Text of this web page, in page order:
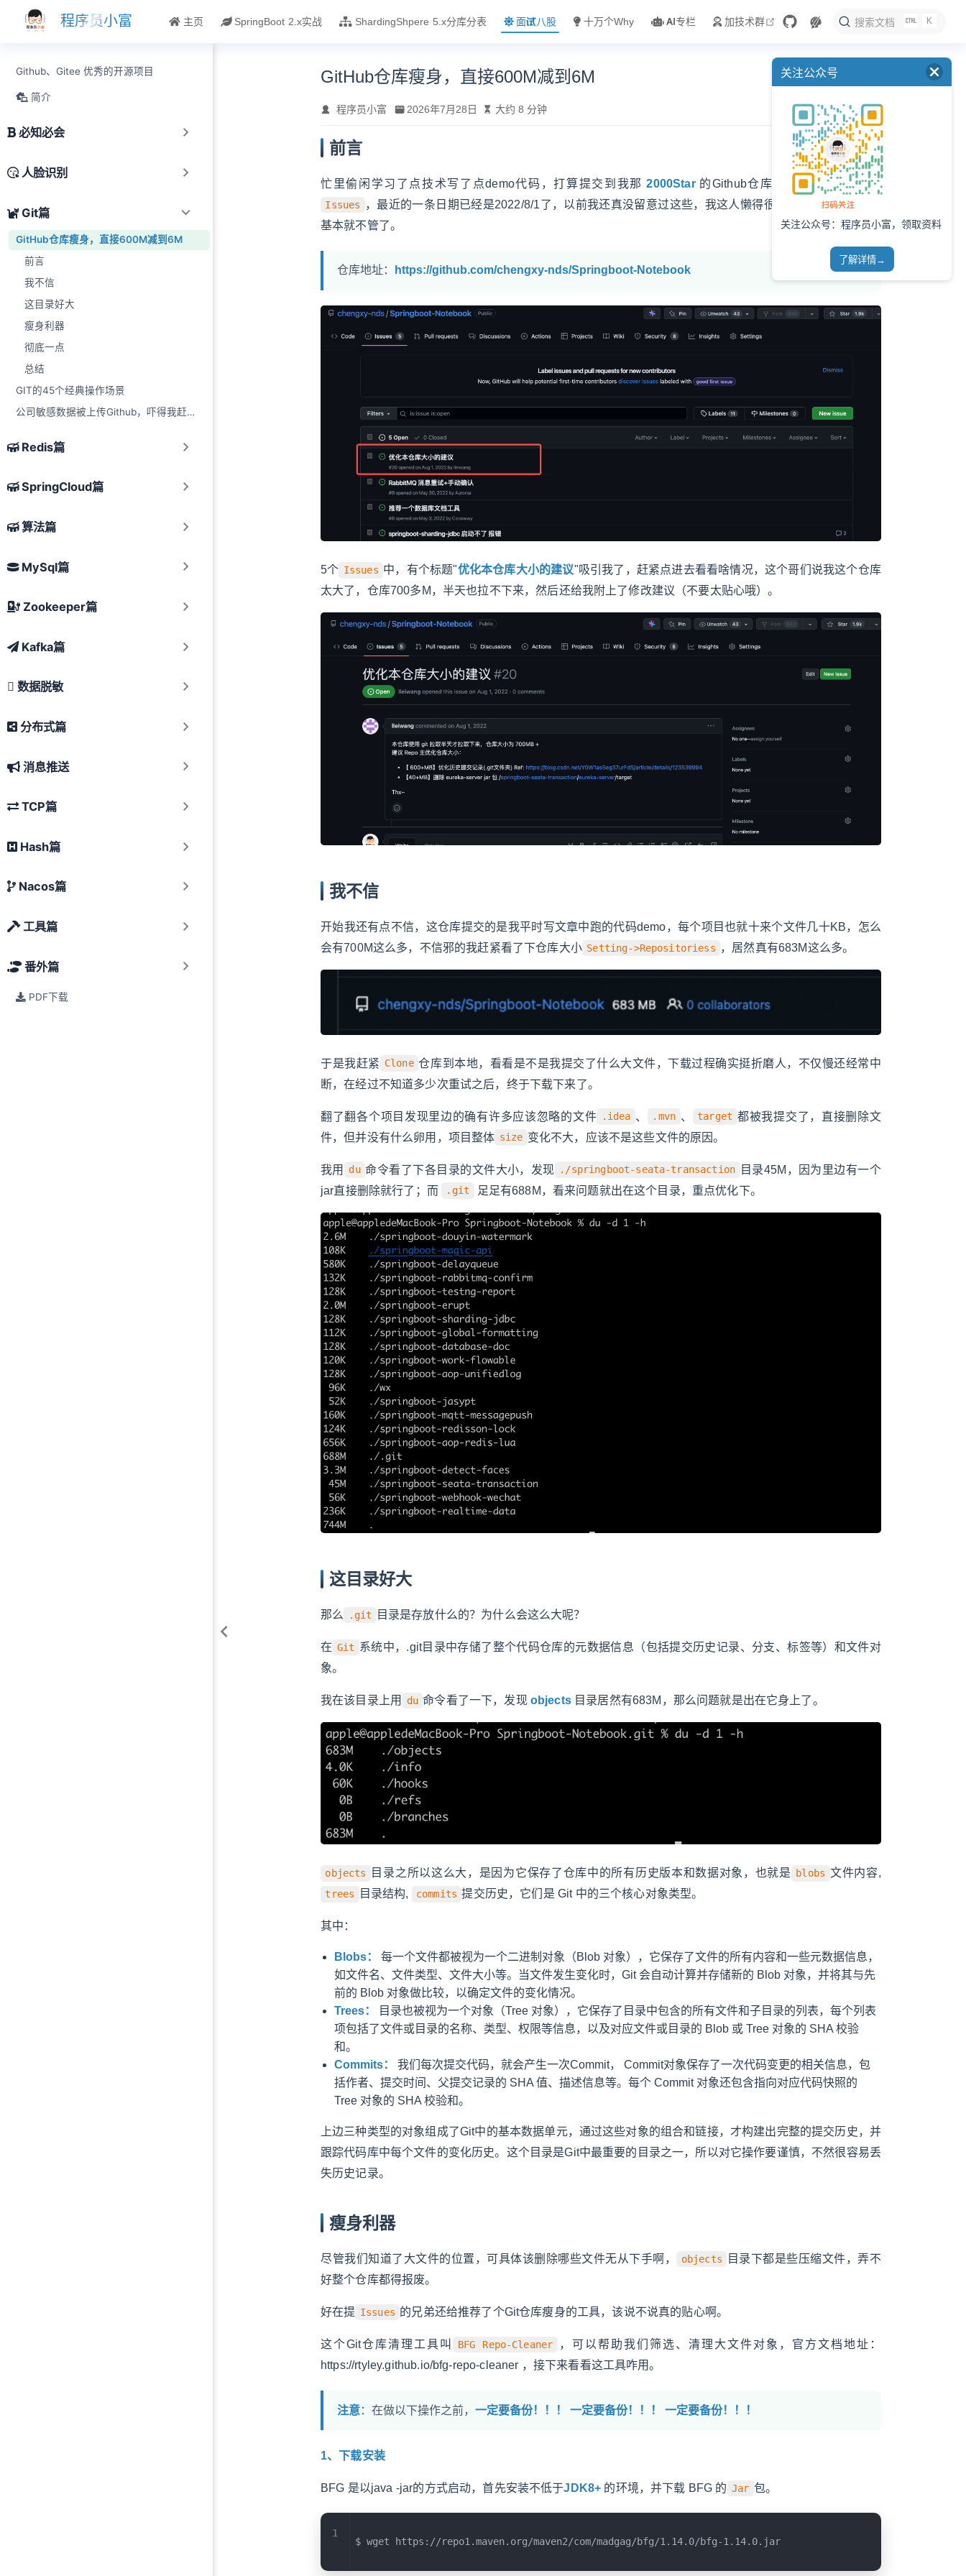
跳至主要內容
程序员小富 主页 SpringBoot 2.x实战 ShardingShpere 5.x分库分表 面试八股 十万个Why AI专栏 加技术群 open in new window搜索文档 K
Github、Gitee 优秀的开源项目
简介
必知必会
人脸识别
Git篇
GitHub仓库瘦身，直接600M减到6M
前言
我不信
这目录好大
瘦身利器
彻底一点
总结
GIT的45个经典操作场景
公司敏感数据被上传Github，吓得我赶紧改提交记录
Redis篇
SpringCloud篇
算法篇
MySql篇
Zookeeper篇
Kafka篇
数据脱敏
分布式篇
消息推送
TCP篇
Hash篇
Nacos篇
工具篇
番外篇
PDF下载
GitHub仓库瘦身，直接600M减到6M
程序员小富 2026年7月28日 大约 8 分钟
前言
忙里偷闲学习了点技术写了点demo代码，打算提交到我那2000Star的Github仓库上，居然发现有5个
Issues
，最近的一条日期已经是2022/8/1了，以前我还真没留意过这些，我这人懒得很，本地代码提交成功
基本就不管了。
仓库地址： https://github.com/chengxy-nds/Springboot-Notebook
5个 Issues 中，有个标题"优化本仓库大小的建议"吸引我了，赶紧点进去看看啥情况，这个哥们说我这个仓库
太大了，仓库700多M，半天也拉不下来，然后还给我附上了修改建议（不要太贴心哦）。
我不信
开始我还有点不信，这仓库提交的是我平时写文章中跑的代码demo，每个项目也就十来个文件几十KB，怎么
会有700M这么多，不信邪的我赶紧看了下仓库大小 Setting->Repositoriess ，居然真有683M这么多。
于是我赶紧 Clone 仓库到本地，看看是不是我提交了什么大文件，下载过程确实挺折磨人，不仅慢还经常中
断，在经过不知道多少次重试之后，终于下载下来了。
翻了翻各个项目发现里边的确有许多应该忽略的文件 .idea 、 .mvn 、 target 都被我提交了，直接删除文
件，但并没有什么卵用，项目整体 size 变化不大，应该不是这些文件的原因。
我用 du 命令看了下各目录的文件大小，发现 ./springboot-seata-transaction
目录45M，因为里边有一个
jar直接删除就行了；而
.git 足足有688M，看来问题就出在这个目录，重点优化下。
这目录好大
那么 .git 目录是存放什么的？为什么会这么大呢？
在 Git 系统中，.git目录中存储了整个代码仓库的元数据信息（包括提交历史记录、分支、标签等）和文件对
象。
我在该目录上用 du 命令看了一下，发现 objects目录居然有683M，那么问题就是出在它身上了。
objects 目录之所以这么大，是因为它保存了仓库中的所有历史版本和数据对象，也就是 blobs 文件内容,
trees 目录结构, commits 提交历史，它们是 Git 中的三个核心对象类型。
其中：
Blobs：
每一个文件都被视为一个二进制对象（Blob 对象），它保存了文件的所有内容和一些元数据信息，
如文件名、文件类型、文件大小等。当文件发生变化时，Git 会自动计算并存储新的 Blob 对象，并将其与先
前的 Blob 对象做比较，以确定文件的变化情况。
Trees：
目录也被视为一个对象（Tree 对象），它保存了目录中包含的所有文件和子目录的列表，每个列表
项包括了文件或目录的名称、类型、权限等信息，以及对应文件或目录的 Blob 或 Tree 对象的 SHA 校验
和。
Commits：
我们每次提交代码，就会产生一次Commit， Commit对象保存了一次代码变更的相关信息，包
括作者、提交时间、父提交记录的 SHA 值、描述信息等。每个 Commit 对象还包含指向对应代码快照的
Tree 对象的 SHA 校验和。
上边三种类型的对象组成了Git中的基本数据单元，通过这些对象的组合和链接，才构建出完整的提交历史，并
跟踪代码库中每个文件的变化历史。这个目录是Git中最重要的目录之一，所以对它操作要谨慎，不然很容易丢
失历史记录。
瘦身利器
尽管我们知道了大文件的位置，可具体该删除哪些文件无从下手啊， objects
目录下都是些压缩文件，弄不
好整个仓库都得报废。
好在提 Issues 的兄弟还给推荐了个Git仓库瘦身的工具，该说不说真的贴心啊。
这个Git仓库清理工具叫 BFG Repo-Cleaner
，可以帮助我们筛选、清理大文件对象，官方文档地址：
https://rtyley.github.io/bfg-repo-cleaner ，接下来看看这工具咋用。
注意：在做以下操作之前，一定要备份！！！ 一定要备份！！！ 一定要备份！！！
1、下载安装
BFG 是以java -jar的方式启动，首先安装不低于JDK8+ 的环境，并下载 BFG 的 Jar 包。
关注公众号
关注公众号：程序员小富，领取资料
了解详情→